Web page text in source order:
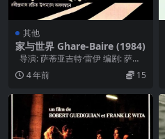
其他
家与世界 Ghare-Baire (1984)
导演: 萨蒂亚吉特·雷伊 编剧: 萨蒂
亚吉特·雷伊 主演: 松米特...
4 年前 15